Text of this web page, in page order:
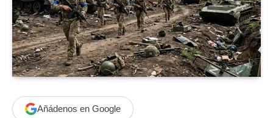
Añádenos en Google